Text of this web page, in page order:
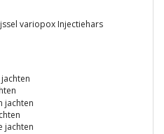
variopox Injectiehars
jachten
jachten